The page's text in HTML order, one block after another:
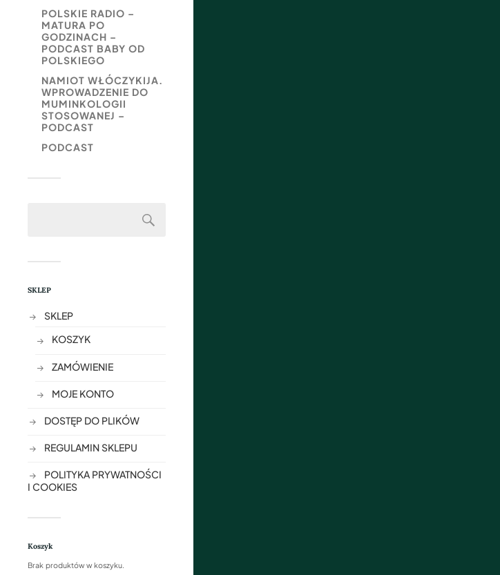
POLSKIE RADIO –
MATURA PO
GODZINACH –
PODCAST BABY OD
POLSKIEGO
NAMIOT WŁÓCZYKIJA.
WPROWADZENIE DO
MUMINKOLOGII
STOSOWANEJ –
PODCAST
PODCAST
SKLEP
SKLEP
KOSZYK
ZAMÓWIENIE
MOJE KONTO
DOSTĘP DO PLIKÓW
REGULAMIN SKLEPU
POLITYKA PRYWATNOŚCI
I COOKIES
Koszyk
Brak produktów w koszyku.